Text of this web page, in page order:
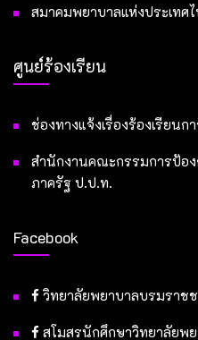
สมาคมพยาบาลแห่งประเทศ
ศูนย์ร้องเรียน
ช่องทางแจ้งเรื่องร้องเรียน
สำนักงานคณะกรรมการป้อ
ภาครัฐ ป.ป.ท.
Facebook
วิทยาลัยพยาบาลบรมราช
สโมสรนักศึกษาวิทยาลัยพ